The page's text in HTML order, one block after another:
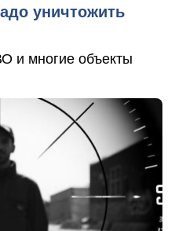
уничтожить
и многие объекты